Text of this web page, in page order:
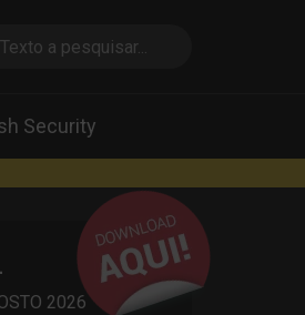
Security
2026